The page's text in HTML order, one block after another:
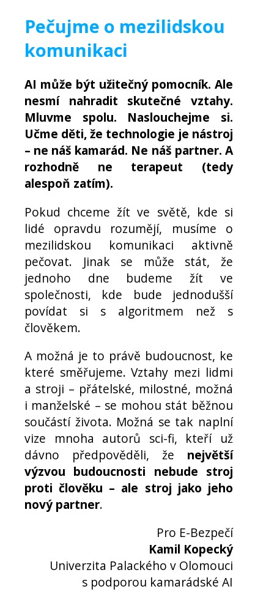
Pečujme o mezilidskou
komunikaci
AI může být užitečný pomocník. Ale
nesmí nahradit skutečné vztahy.
Mluvme spolu. Naslouchejme si.
Učme děti, že technologie je nástroj
– ne náš kamarád. Ne náš partner. A
rozhodně ne terapeut (tedy
alespoň zatím).
Pokud chceme žít ve světě, kde si
lidé opravdu rozumějí, musíme o
mezilidskou komunikaci aktivně
pečovat. Jinak se může stát, že
jednoho dne budeme žít ve
společnosti, kde bude jednodušší
povídat si s algoritmem než s
člověkem.
A možná je to právě budoucnost, ke
které směřujeme. Vztahy mezi lidmi
a stroji – přátelské, milostné, možná
i manželské – se mohou stát běžnou
součástí života. Možná se tak naplní
vize mnoha autorů sci-fi, kteří už
dávno předpověděli, že největší
výzvou budoucnosti nebude stroj
proti člověku – ale stroj jako jeho
nový partner.
Pro E-Bezpečí
Kamil Kopecký
Univerzita Palackého v Olomouci
s podporou kamarádské AI